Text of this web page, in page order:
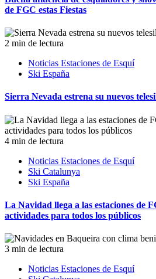
de FGC estas Fiestas
2 min de lectura
Noticias Estaciones de Esquí
Ski España
Sierra Nevada estrena su nuevos
4 min de lectura
Noticias Estaciones de Esquí
Ski Catalunya
Ski España
La Navidad llega a las estaciones de
actividades para todos los públicos
3 min de lectura
Noticias Estaciones de Esquí